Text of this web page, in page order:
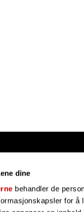
dine
behandler de
for å